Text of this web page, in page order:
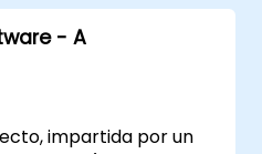
- A
impartida por un